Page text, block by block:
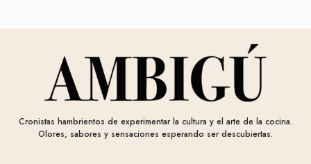
Cronistas hambrientos de experimentar la cultura y el arte de la cocina.
Olores, sabores y sensaciones esperando ser descubiertas.